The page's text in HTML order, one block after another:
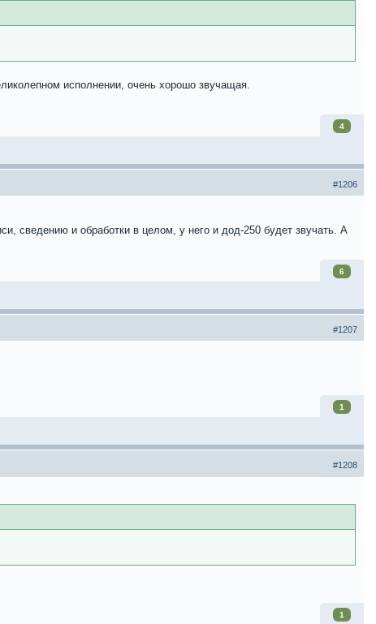
исполнении, очень хорошо звучащая.
4
#1206
сведению и обработки в целом, у него и дод-250 будет звучать. А
6
#1207
1
#1208
1